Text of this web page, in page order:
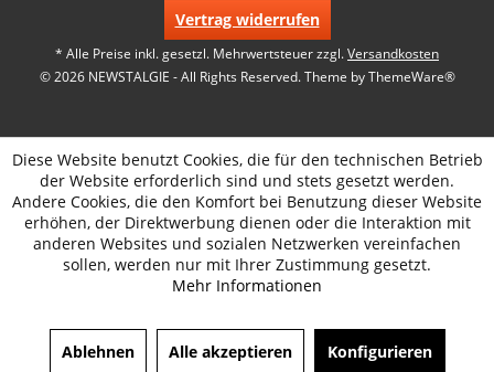
Vertrag widerrufen
* Alle Preise inkl. gesetzl. Mehrwertsteuer zzgl.Versandkosten
© 2026 NEWSTALGIE - All Rights Reserved. Theme byThemeWare®
Diese Website benutzt Cookies, die für den technischen Betrieb
der Website erforderlich sind und stets gesetzt werden.
Andere Cookies, die den Komfort bei Benutzung dieser Website
erhöhen, der Direktwerbung dienen oder die Interaktion mit
anderen Websites und sozialen Netzwerken vereinfachen
sollen, werden nur mit Ihrer Zustimmung gesetzt.
Mehr Informationen
Ablehnen Alle akzeptieren Konfigurieren